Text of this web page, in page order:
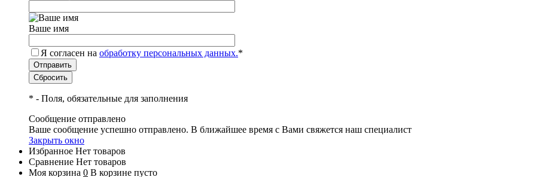
Ваше имя
Я согласен на обработку персональных данных.*
* - Поля, обязательные для заполнения
Сообщение отправлено
Ваше сообщение успешно отправлено. В ближайшее время с Вами свяжется наш специалист
Закрыть окно
Избранное Нет товаров
Сравнение Нет товаров
Моя корзина 0 В корзине пусто